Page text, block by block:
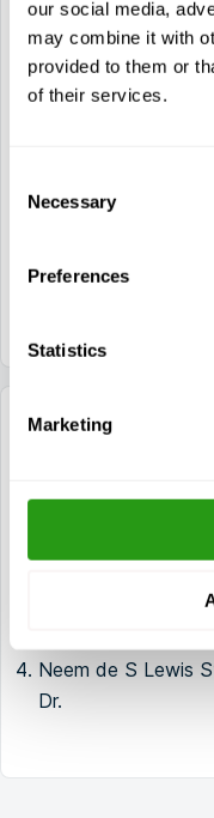
our social media,
may combine it with
provided to them or
of their services.
Selection
Necessary
Preferences
Statistics
Marketing
Volg Jefferson St
Iberia Parish.
Ga verder op S
Reizen vanuit
Volg US-90 W tot
Neem afslag 130
Ga verder op de
Neem de S Lewis
Dr.